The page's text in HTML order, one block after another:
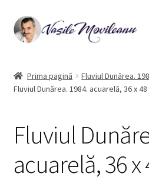
Sari
la
Sari
la
Biografie
Prima pagină
Fluviul Dunărea.
Fluviul Dunărea. 1984. acuarelă, 36 x 48
Fluviul
acuarelă, 36 x